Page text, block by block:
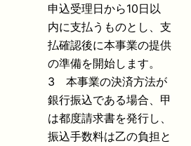
申込受理日から10日以
内に支払うものとし、支
払確認後に本事業の提供
の準備を開始します。
3 本事業の決済方法が
銀行振込である場合、甲
は都度請求書を発行し、
振込手数料は乙の負担と